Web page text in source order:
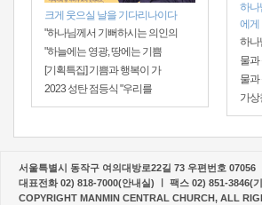
크게 웃으실 날을 기다리나이다
"하나님께서 기뻐하시는 의인의
"하늘에는 영광, 땅에는 기쁨
[기획특집] 기쁨과 행복이 가
2023 성탄 점등식 "우리를
하나
에게
하나
물과
물과
가상
서울특별시 동작구 여의대방로22길 73 우편번호
대표전화 02) 818-7000(안내실) ㅣ 팩스 02) 851-3846(
COPYRIGHT MANMIN CENTRAL CHURCH, ALL